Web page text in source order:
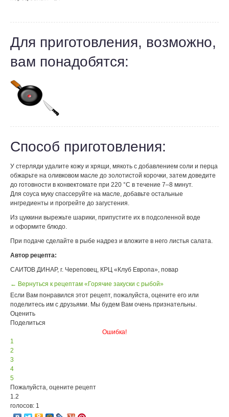
Для приготовления, возможно,
вам понадобятся:
Способ приготовления:
У стерляди удалите кожу и хрящи, мякоть с добавлением соли и перца
обжарьте на оливковом масле до золотистой корочки, затем доведите
до готовности в конвектомате при 220 °С в течение 7–8 минут.
Для соуса муку спассеруйте на масле, добавьте остальные
ингредиенты и прогрейте до загустения.
Из цуккини вырежьте шарики, припустите их в подсоленной воде
и оформите блюдо.
При подаче сделайте в рыбе надрез и вложите в него листья салата.
Автор рецепта:
САИТОВ ДИНАР, г. Череповец, КРЦ «Клуб Европа», повар
← Вернуться к рецептам «Горячие закуски с рыбой»
Если Вам понравился этот рецепт, пожалуйста, оцените его или
поделитесь им с друзьями. Мы будем Вам очень признательны.
Оценить
Поделиться
Ошибка!
1
2
3
4
5
Пожалуйста, оцените рецепт
1.2
голосов: 1